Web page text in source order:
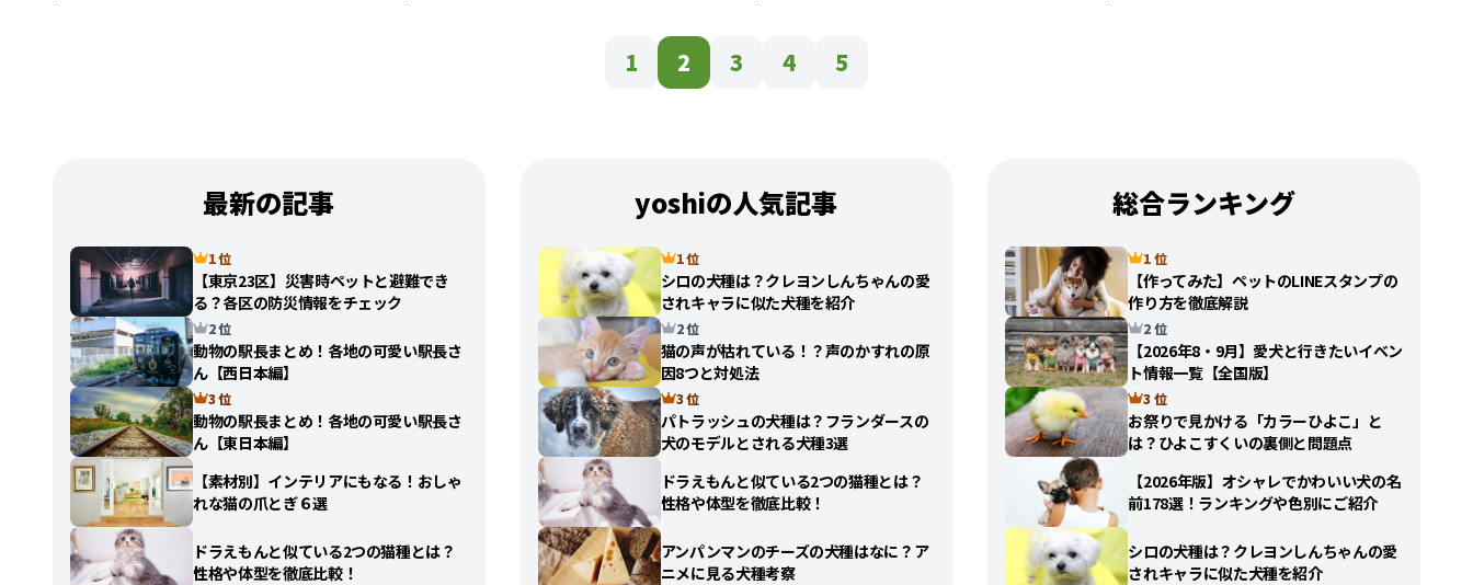
1 2 3 4 5
最新の記事
1 位
【東京23区】災害時ペットと避難でき
る？各区の防災情報をチェック
2 位
動物の駅長まとめ！各地の可愛い駅長さ
ん【西日本編】
3 位
動物の駅長まとめ！各地の可愛い駅長さ
ん【東日本編】
【素材別】インテリアにもなる！おしゃ
れな猫の爪とぎ６選
ドラえもんと似ている2つの猫種とは？
性格や体型を徹底比較！
yoshiの人気記事
1 位
シロの犬種は？クレヨンしんちゃんの愛
されキャラに似た犬種を紹介
2 位
猫の声が枯れている！？声のかすれの原
因8つと対処法
3 位
パトラッシュの犬種は？フランダースの
犬のモデルとされる犬種3選
ドラえもんと似ている2つの猫種とは？
性格や体型を徹底比較！
アンパンマンのチーズの犬種はなに？ア
ニメに見る犬種考察
総合ランキング
1 位
【作ってみた】ペットのLINEスタンプの
作り方を徹底解説
2 位
【2026年8・9月】愛犬と行きたいイベン
ト情報一覧【全国版】
3 位
お祭りで見かける「カラーひよこ」と
は？ひよこすくいの裏側と問題点
【2026年版】オシャレでかわいい犬の名
前178選！ランキングや色別にご紹介
シロの犬種は？クレヨンしんちゃんの愛
されキャラに似た犬種を紹介